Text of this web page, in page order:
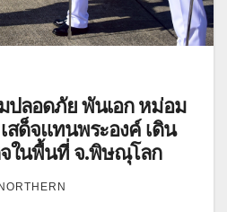
ปลอดภัย พันเอก หม่อม
สด็จแทนพระองค์ เดิน
ในพื้นที่ จ.พิษณุโลก
NORTHERN